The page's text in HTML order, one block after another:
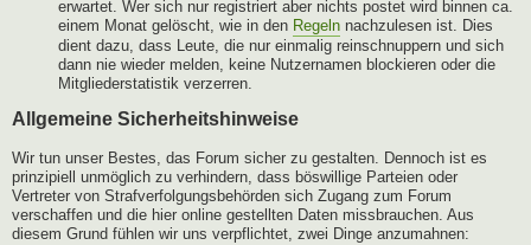
erwartet. Wer sich nur registriert aber nichts postet wird binnen ca.
einem Monat gelöscht, wie in den Regeln nachzulesen ist. Dies
dient dazu, dass Leute, die nur einmalig reinschnuppern und sich
dann nie wieder melden, keine Nutzernamen blockieren oder die
Mitgliederstatistik verzerren.
Allgemeine Sicherheitshinweise
Wir tun unser Bestes, das Forum sicher zu gestalten. Dennoch ist es
prinzipiell unmöglich zu verhindern, dass böswillige Parteien oder
Vertreter von Strafverfolgungsbehörden sich Zugang zum Forum
verschaffen und die hier online gestellten Daten missbrauchen. Aus
diesem Grund fühlen wir uns verpflichtet, zwei Dinge anzumahnen: